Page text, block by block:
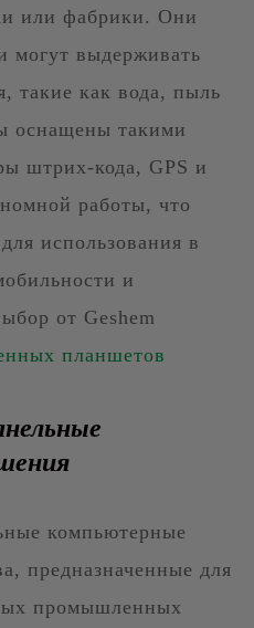
или фабрики. Они
могут выдерживать
такие как вода, пыль
оснащены такими
штрих-кода, GPS и
работы, что
использования в
и
от Geshem
планшетов
компьютерные
предназначенные для
промышленных